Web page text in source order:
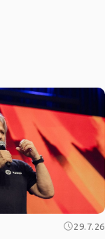
29.7.26